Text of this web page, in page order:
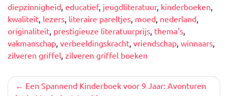
diepzinnigheid, educatief, jeugdliteratuur, kinderboeken,
kwaliteit, lezers, literaire pareltjes, moed, nederland,
originaliteit, prestigieuze literatuurprijs, thema's,
vakmanschap, verbeeldingskracht, vriendschap, winnaars,
zilveren griffel, zilveren griffel boeken
Berichtnavigatie
Een Spannend Kinderboek voor 9 Jaar: Avonturen